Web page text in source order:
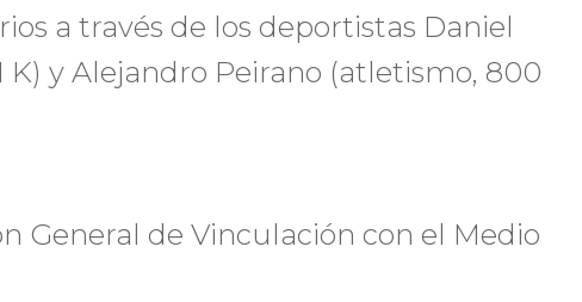
a través de los deportistas Daniel
K) y Alejandro Peirano (atletismo, 800
General de Vinculación con el Medio